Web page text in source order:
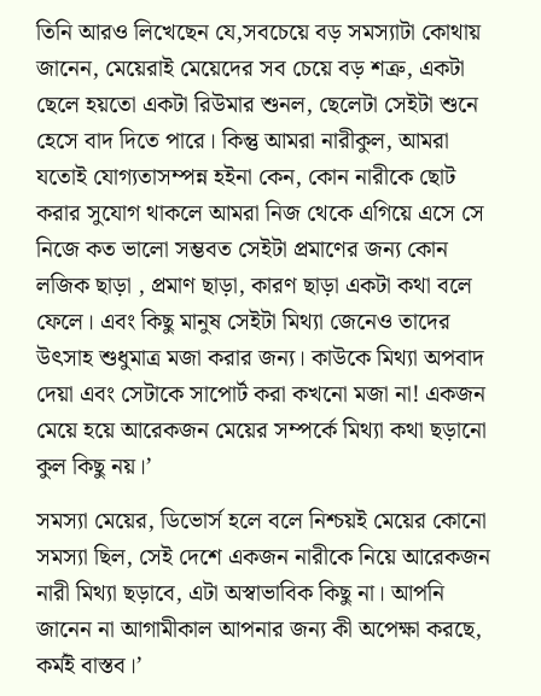
তিনি আরও লিখেছেন যে,সবচেয়ে বড় সমস্যাটা কোথায়
জানেন, মেয়েরাই মেয়েদের সব চেয়ে বড় শত্রু, একটা
ছেলে হয়তো একটা রিউমার শুনল, ছেলেটা সেইটা শুনে
হেসে বাদ দিতে পারে। কিন্তু আমরা নারীকুল, আমরা
যতোই যোগ্যতাসম্পন্ন হইনা কেন, কোন নারীকে ছোট
করার সুযোগ থাকলে আমরা নিজ থেকে এগিয়ে এসে সে
নিজে কত ভালো সম্ভবত সেইটা প্রমাণের জন্য কোন
লজিক ছাড়া , প্রমাণ ছাড়া, কারণ ছাড়া একটা কথা বলে
ফেলে। এবং কিছু মানুষ সেইটা মিথ্যা জেনেও তাদের
উৎসাহ শুধুমাত্র মজা করার জন্য। কাউকে মিথ্যা অপবাদ
দেয়া এবং সেটাকে সাপোর্ট করা কখনো মজা না! একজন
মেয়ে হয়ে আরেকজন মেয়ের সম্পর্কে মিথ্যা কথা ছড়ানো
কুল কিছু নয়।’
সমস্যা মেয়ের, ডিভোর্স হলে বলে নিশ্চয়ই মেয়ের কোনো
সমস্যা ছিল, সেই দেশে একজন নারীকে নিয়ে আরেকজন
নারী মিথ্যা ছড়াবে, এটা অস্বাভাবিক কিছু না। আপনি
জানেন না আগামীকাল আপনার জন্য কী অপেক্ষা করছে,
কর্মই বাস্তব।’